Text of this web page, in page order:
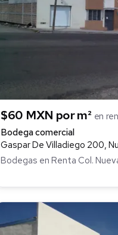
$60 MXN por m² en
Bodega comercial
Gaspar De Villadiego 200,
Bodegas en Renta Col.